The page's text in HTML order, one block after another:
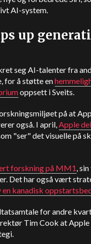
AI-system.
up
seg AI-talenter fra
for å støtte en
oppsett i Sveits.
på at
også. I april,Apple
"ser" det visuelle på
forskning på MM1,
Det har også vært
en kanadisk
for andre
Tim Cook atApple